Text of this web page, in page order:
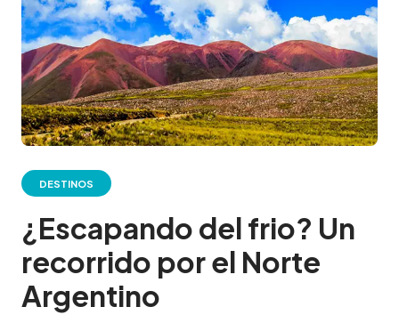
DESTINOS
¿Escapando del frio? Un
recorrido por el Norte
Argentino